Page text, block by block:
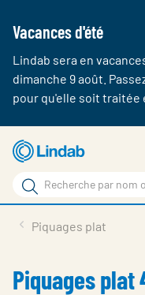
Vacances d'été
Lindab sera en
dimanche 9 août.
pour qu'elle soit traitée
Aller
au
contenu
principal
Rechercher
Rechercher
sur
Contact
Piquages plat
Piquages plat